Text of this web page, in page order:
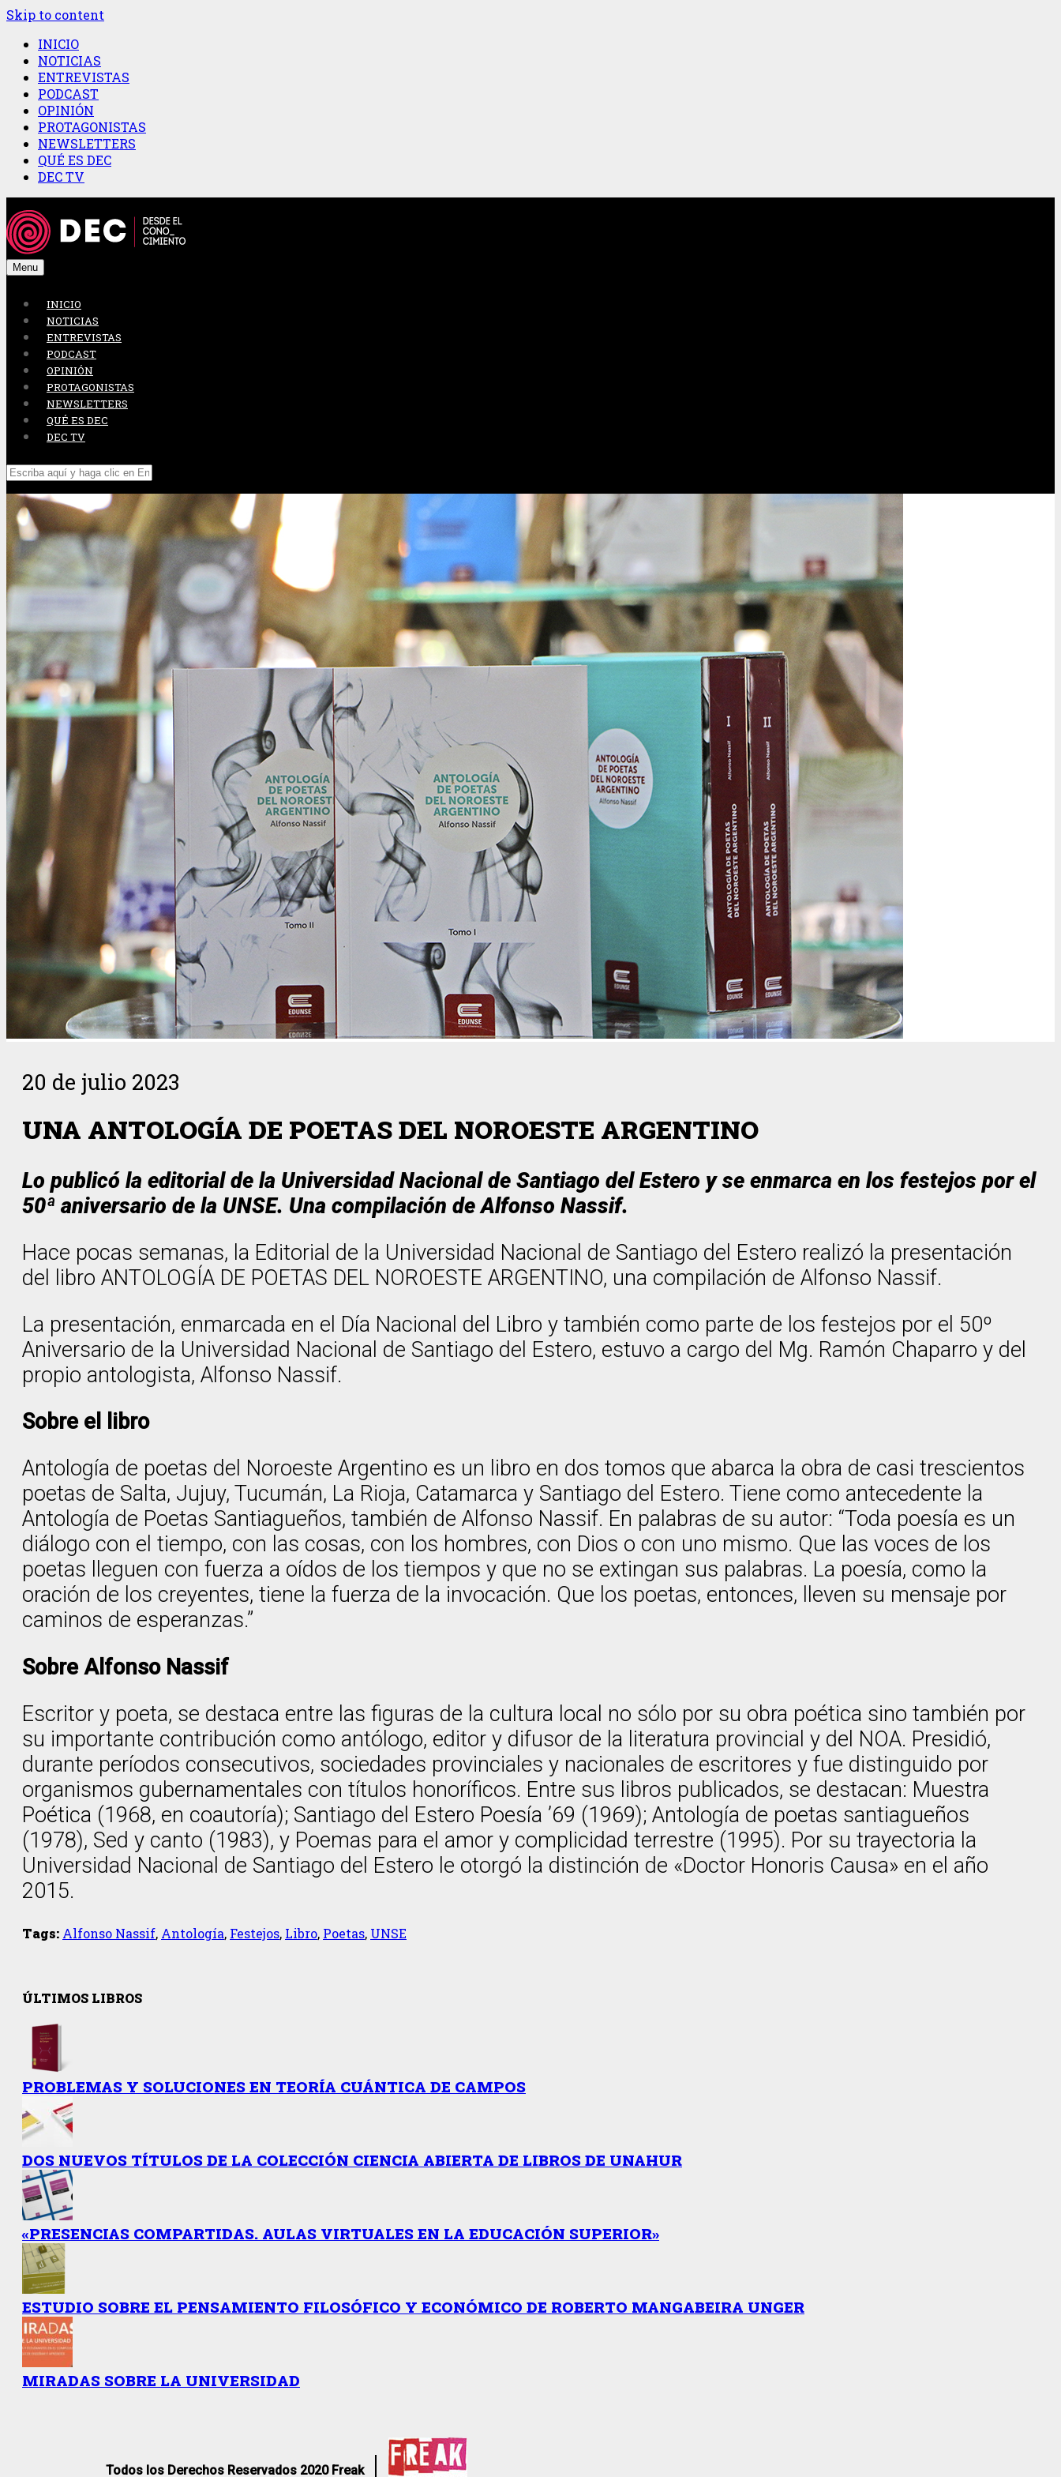
Skip to content
INICIO
NOTICIAS
ENTREVISTAS
PODCAST
OPINIÓN
PROTAGONISTAS
NEWSLETTERS
QUÉ ES DEC
DEC TV
Menu
INICIO
NOTICIAS
ENTREVISTAS
PODCAST
OPINIÓN
PROTAGONISTAS
NEWSLETTERS
QUÉ ES DEC
DEC TV
20 de julio 2023
UNA ANTOLOGÍA DE POETAS DEL NOROESTE ARGENTINO
Lo publicó la editorial de la Universidad Nacional de Santiago del Estero y se enmarca en los festejos por el
50ª aniversario de la UNSE. Una compilación de Alfonso Nassif.
Hace pocas semanas, la Editorial de la Universidad Nacional de Santiago del Estero realizó la presentación
del libro ANTOLOGÍA DE POETAS DEL NOROESTE ARGENTINO, una compilación de Alfonso Nassif.
La presentación, enmarcada en el Día Nacional del Libro y también como parte de los festejos por el 50º
Aniversario de la Universidad Nacional de Santiago del Estero, estuvo a cargo del Mg. Ramón Chaparro y del
propio antologista, Alfonso Nassif.
Sobre el libro
Antología de poetas del Noroeste Argentino es un libro en dos tomos que abarca la obra de casi trescientos
poetas de Salta, Jujuy, Tucumán, La Rioja, Catamarca y Santiago del Estero. Tiene como antecedente la
Antología de Poetas Santiagueños, también de Alfonso Nassif. En palabras de su autor: “Toda poesía es un
diálogo con el tiempo, con las cosas, con los hombres, con Dios o con uno mismo. Que las voces de los
poetas lleguen con fuerza a oídos de los tiempos y que no se extingan sus palabras. La poesía, como la
oración de los creyentes, tiene la fuerza de la invocación. Que los poetas, entonces, lleven su mensaje por
caminos de esperanzas.”
Sobre Alfonso Nassif
Escritor y poeta, se destaca entre las figuras de la cultura local no sólo por su obra poética sino también por
su importante contribución como antólogo, editor y difusor de la literatura provincial y del NOA. Presidió,
durante períodos consecutivos, sociedades provinciales y nacionales de escritores y fue distinguido por
organismos gubernamentales con títulos honoríficos. Entre sus libros publicados, se destacan: Muestra
Poética (1968, en coautoría); Santiago del Estero Poesía ’69 (1969); Antología de poetas santiagueños
(1978), Sed y canto (1983), y Poemas para el amor y complicidad terrestre (1995). Por su trayectoria la
Universidad Nacional de Santiago del Estero le otorgó la distinción de «Doctor Honoris Causa» en el año
2015.
Tags: Alfonso Nassif, Antología, Festejos, Libro, Poetas, UNSE
ÚLTIMOS LIBROS
PROBLEMAS Y SOLUCIONES EN TEORÍA CUÁNTICA DE CAMPOS
DOS NUEVOS TÍTULOS DE LA COLECCIÓN CIENCIA ABIERTA DE LIBROS DE UNAHUR
«PRESENCIAS COMPARTIDAS. AULAS VIRTUALES EN LA EDUCACIÓN SUPERIOR»
ESTUDIO SOBRE EL PENSAMIENTO FILOSÓFICO Y ECONÓMICO DE ROBERTO MANGABEIRA UNGER
MIRADAS SOBRE LA UNIVERSIDAD
Todos los Derechos Reservados 2020 Freak